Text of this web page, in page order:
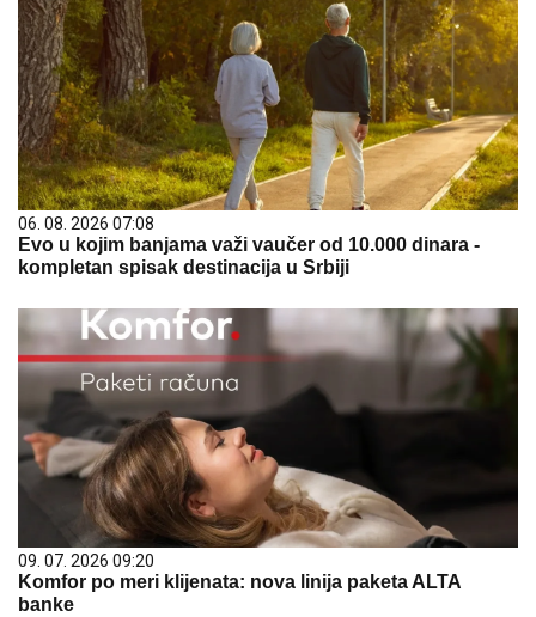
06. 08. 2026 07:08
Evo u kojim banjama važi vaučer od 10.000 dinara -
kompletan spisak destinacija u Srbiji
09. 07. 2026 09:20
Komfor po meri klijenata: nova linija paketa ALTA
banke